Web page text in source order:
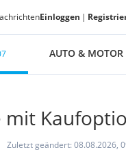
Einloggen |
AUTO & MOTOR
mit
Zuletzt geändert: 08.08.2026,